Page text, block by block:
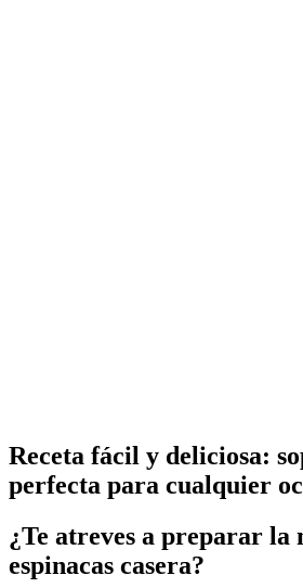
Receta fácil y deliciosa:
perfecta para cualquier
¿Te atreves a preparar la
espinacas casera?